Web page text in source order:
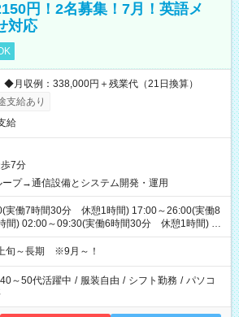
円！2名募集！7月！英語メ
対応
月収例：338,000円＋残業代（21日換算）
支給あり
給
7分
ープ→通信設備とシステム開発・運用
実働7時間30分 休憩1時間) 17:00～26:00(実働8
間) 02:00～09:30(実働6時間30分 休憩1時間) ※
1/夜勤は就業時間2.3を連続で行って頂きます
旬～長期 ※9月～！
40～50代活躍中 / 服装自由 / シフト勤務 / パソコ